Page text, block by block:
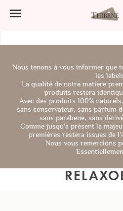

Nous tenons à vous informer que
les
La qualité de notre matière
produits restera
Avec des produits 100%
sans conservateur, sans parfum
sans parabene, sans
Comme jusqu’à présent la
premières restera issues de
Nous vous remercions